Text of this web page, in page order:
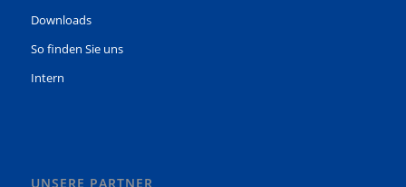
Downloads
So finden Sie uns
Intern
UNSERE PARTNER